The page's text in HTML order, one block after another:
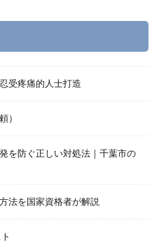
受疼痛的人士打造
）
を防ぐ正しい対処法｜千葉市の
法を国家資格者が解説